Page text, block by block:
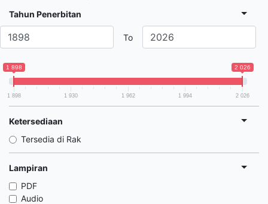
Tahun Penerbitan
To
1 898 2 026
1 898 1 930 1 962 1 994 2 026
Ketersediaan
Tersedia di Rak
Lampiran
PDF
Audio